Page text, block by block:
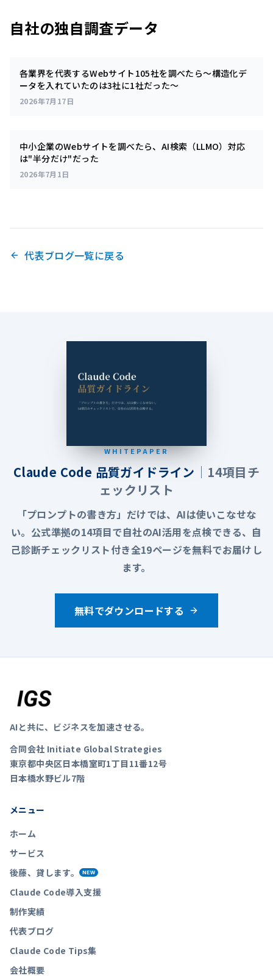
自社の独自調査データ
各業界を代表するWebサイト105社を調べたら～構造化デ
ータを入れていたのは3社に1社だった～
2026年7月17日
中小企業のWebサイトを調べたら、AI検索（LLMO）対応
は"半分だけ"だった
2026年7月1日
代表ブログ一覧に戻る
WHITEPAPER
Claude Code 品質ガイドライン ｜14項目チ
ェックリスト
「プロンプトの書き方」だけでは、AIは使いこなせな
い。公式準拠の14項目で自社のAI活用を点検できる、自
己診断チェックリスト付き全19ページを無料でお届けし
ます。
無料でダウンロードする
AIと共に、ビジネスを加速させる。
合同会社 Initiate Global Strategies
東京都中央区日本橋室町1丁目11番12号
日本橋水野ビル7階
メニュー
ホーム
サービス
後藤、貸します。 NEW
Claude Code導入支援
制作実績
代表ブログ
Claude Code Tips集
会社概要